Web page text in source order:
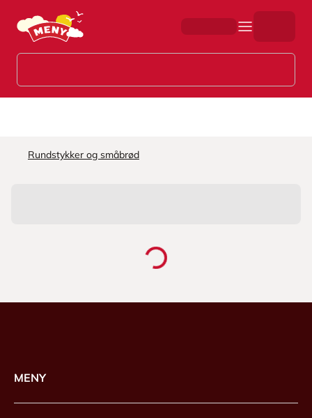
Hopp til hovedinnhold
Rundstykker og småbrød
MENY